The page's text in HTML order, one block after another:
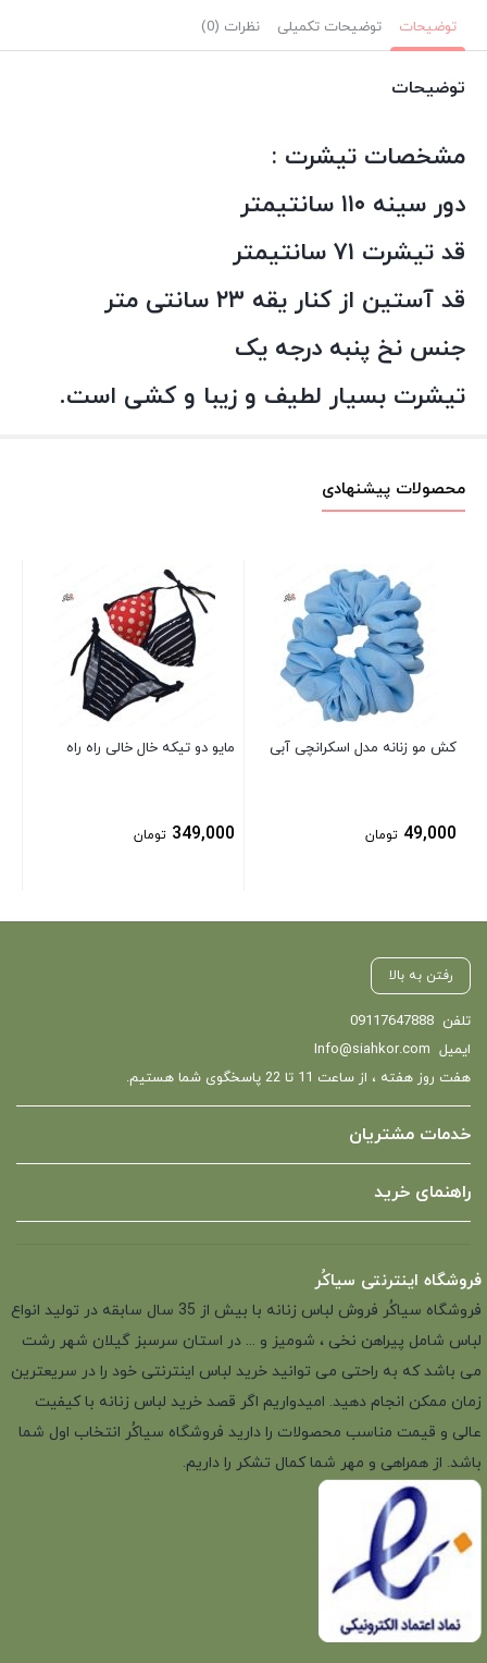
توضیحات توضیحات تکمیلی نظرات (0)
توضیحات
مشخصات تیشرت :
دور سینه ۱۱۰ سانتیمتر
قد تیشرت ۷۱ سانتیمتر
قد آستین از کنار یقه ۲۳ سانتی متر
جنس نخ پنبه درجه یک
تیشرت بسیار لطیف و زیبا و کشی است.
محصولات پیشنهادی
کش مو زنانه مدل اسکرانچی آبی
49,000 تومان
مایو دو تیکه خال خالی راه راه
349,000 تومان
رفتن به بالا
تلفن 09117647888
ایمیل Info@siahkor.com
هفت روز هفته ، از ساعت 11 تا 22 پاسخگوی شما هستیم.
خدمات مشتریان
راهنمای خرید
فروشگاه اینترنتی سیاکُر
فروشگاه سیاکُر فروش لباس زنانه با بیش از 35 سال سابقه در تولید انواع
لباس شامل پیراهن نخی ، شومیز و ... در استان سرسبز گیلان شهر رشت
می باشد که به راحتی می توانید خرید لباس اینترنتی خود را در سریعترین
زمان ممکن انجام دهید. امیدواریم اگر قصد خرید لباس زنانه با کیفیت
عالی و قیمت مناسب محصولات را دارید فروشگاه سیاکُر انتخاب اول شما
باشد. از همراهی و مهر شما کمال تشکر را داریم.